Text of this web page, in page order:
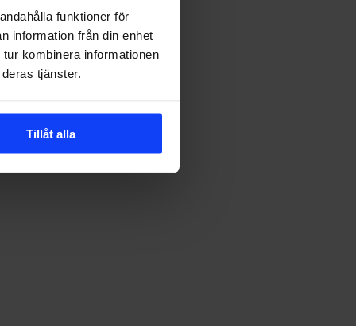
funktioner för
information från din enhet
kombinera informationen
tjänster.
Tillåt alla
Säg
hej
till
våra
nya